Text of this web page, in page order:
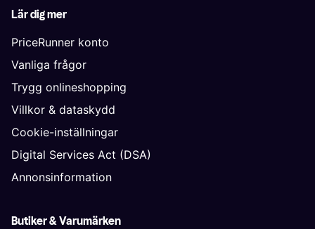
Lär dig mer
PriceRunner konto
Vanliga frågor
Trygg onlineshopping
Villkor & dataskydd
Cookie-inställningar
Digital Services Act (DSA)
Annonsinformation
Butiker & Varumärken